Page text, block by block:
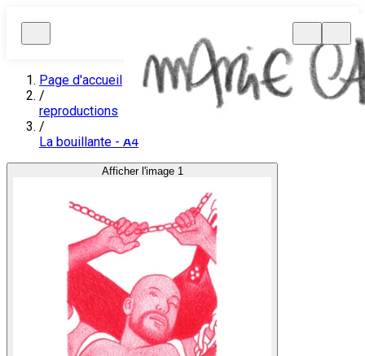
Page d'accueil
/
reproductions
/
La bouillante - A4
Afficher l'image 1